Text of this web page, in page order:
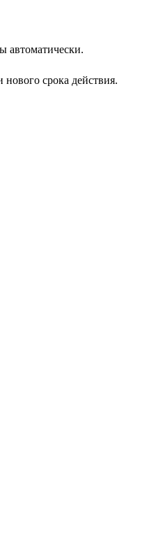
автоматически.
срока действия.